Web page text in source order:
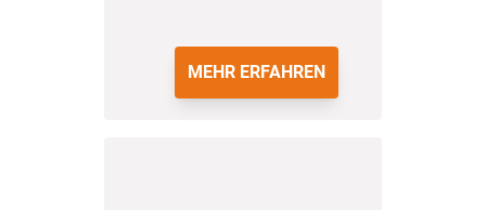
MEHR ERFAHREN